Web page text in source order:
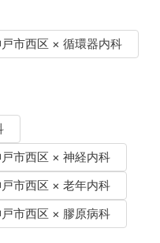
市西区 × 循環器内科
市西区 × 神経内科
市西区 × 老年内科
市西区 × 膠原病科